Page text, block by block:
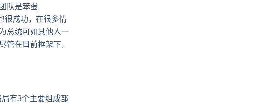
队是笨蛋
很成功，在很多情
总统可如其他人一
在目前框架下，
有3个主要组成部